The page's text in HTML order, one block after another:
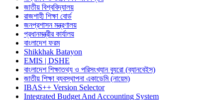
জাতীয় বিশ্ববিদ্যালয়
রাজশাহী শিক্ষা বোর্ড
জনপ্রশাসন মন্ত্রণালয়
প্রধানমন্ত্রীর কার্যালয়
বাংলাদেশ ফরম
Shikkhak Batayon
EMIS | DSHE
বাংলাদেশ শিক্ষাতথ্য ও পরিসংখ্যান ব্যুরো (ব্যানবেইস)
জাতীয় শিক্ষা ব্যবস্থাপনা একাডেমি (নায়েম)
IBAS++ Version Selector
Integrated Budget And Accounting System